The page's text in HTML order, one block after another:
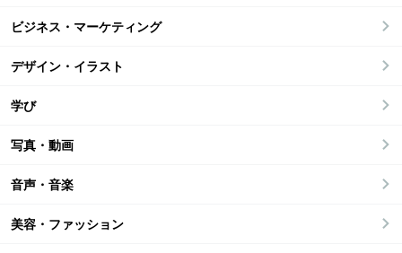
ビジネス・マーケティング
デザイン・イラスト
学び
写真・動画
音声・音楽
美容・ファッション